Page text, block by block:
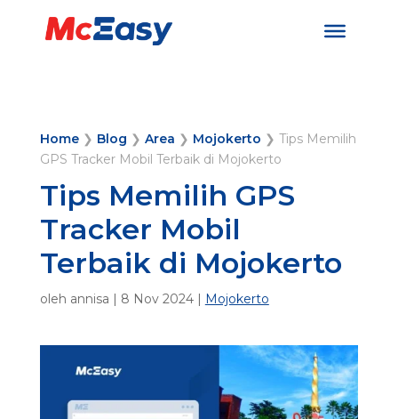
Home❯ Blog ❯ Area ❯ Mojokerto ❯ Tips Memilih
GPS Tracker Mobil Terbaik di Mojokerto
Tips Memilih GPS
Tracker Mobil
Terbaik di Mojokerto
oleh annisa | 8 Nov 2024| Mojokerto